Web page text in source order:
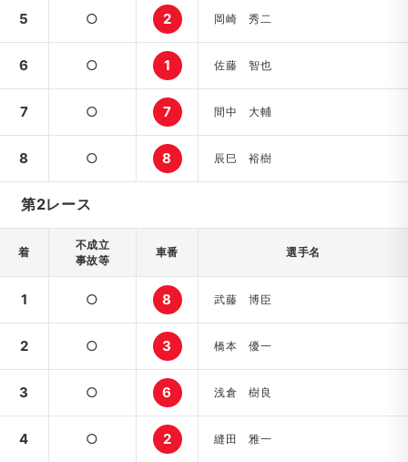
5 ○ 2 岡崎 秀二
6 ○ 1 佐藤 智也
7 ○ 7 間中 大輔
8 ○ 8 辰巳 裕樹
第2レース
着
不成立
事故等
車番 選手名
1 ○ 8 武藤 博臣
2 ○ 3 橋本 優一
3 ○ 6 浅倉 樹良
4 ○ 2 縫田 雅一